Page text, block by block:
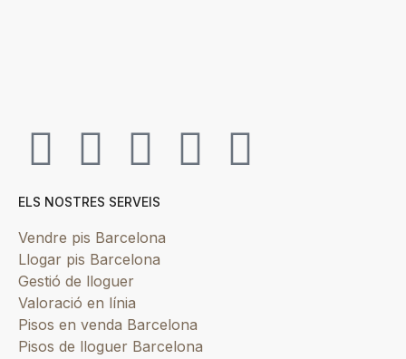
ELS NOSTRES SERVEIS
Vendre pis Barcelona
Llogar pis Barcelona
Gestió de lloguer
Valoració en línia
Pisos en venda Barcelona
Pisos de lloguer Barcelona